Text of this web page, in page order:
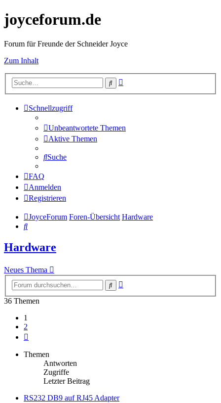
joyceforum.de
Forum für Freunde der Schneider Joyce
Zum Inhalt
Suche
Schnellzugriff
Unbeantwortete Themen
Aktive Themen
Suche
FAQ
Anmelden
Registrieren
JoyceForum Foren-Übersicht Hardware
Suche
Hardware
Neues Thema
Suche
36 Themen
1
2
Themen
Antworten
Zugriffe
Letzter Beitrag
RS232 DB9 auf RJ45 Adapter